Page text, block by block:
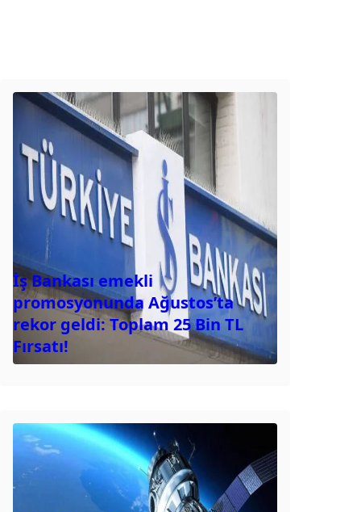
İş Bankası emekli
promosyonunda Ağustos’ta
rekor geldi: Toplam 25 Bin TL
Fırsatı!